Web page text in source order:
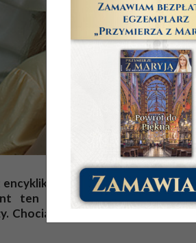
Ojca Świętego Piusa XI
ten porusza niezwykle
Chociaż od jej publikacji minął